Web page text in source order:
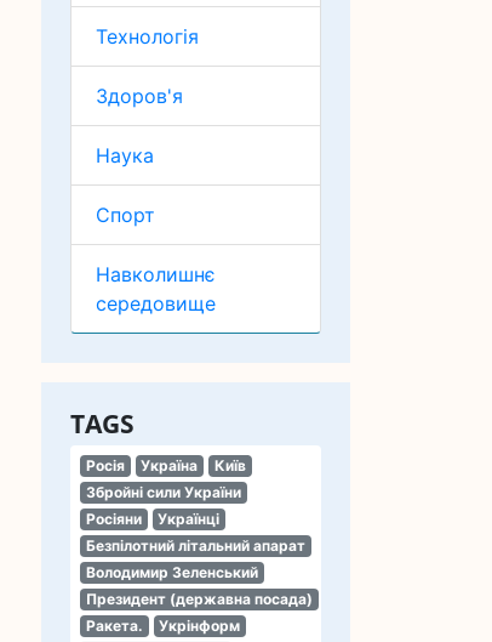
Технологія
Здоров'я
Наука
Спорт
Навколишнє
середовище
TAGS
Росія Україна
Київ
Збройні сили України
Росіяни
Українці
Безпілотний літальний апарат
Володимир Зеленський
Президент (державна посада)
Ракета.
Укрінформ